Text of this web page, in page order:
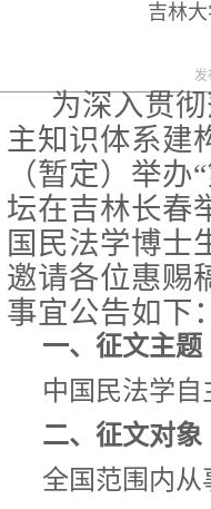
吉林
为深入贯
主知识体系建
（暂定）举办“
坛在吉林长春
国 民法学博士
邀请各位惠赐
事宜公告如下
一、征文主题
中国民法学
二、征文对象
全国范围内从